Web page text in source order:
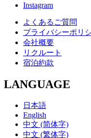
Instagram
よくあるご質問
プライバシーポリ
会社概要
リクルート
宿泊約款
LANGUAGE
日本語
English
中文 (简体字)
中文 (繁体字)